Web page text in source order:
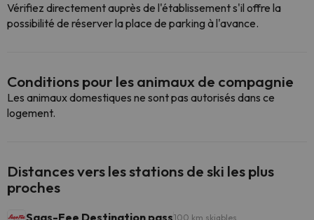
Vérifiez directement auprès de l'établissement s'il offre la
possibilité de réserver la place de parking à l'avance.
Conditions pour les animaux de compagnie
Les animaux domestiques ne sont pas autorisés dans ce
logement.
Distances vers les stations de ski les plus
proches
Saas-Fee Destination pass100 km skiables